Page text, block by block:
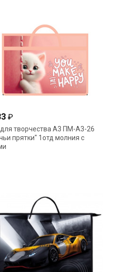
₽
творчества А3 ПМ-А3-26
прятки" 1отд молния с